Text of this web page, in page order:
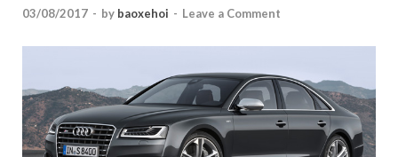
03/08/2017 - by baoxehoi - Leave a Comment